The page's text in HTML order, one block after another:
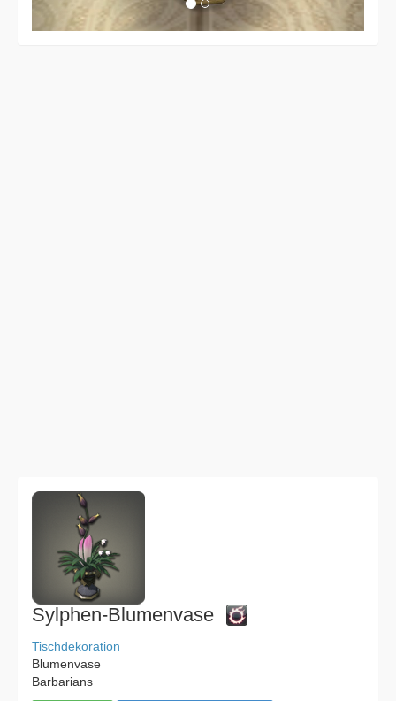
Sylphen-Blumenvase
Tischdekoration
Blumenvase
Barbarians